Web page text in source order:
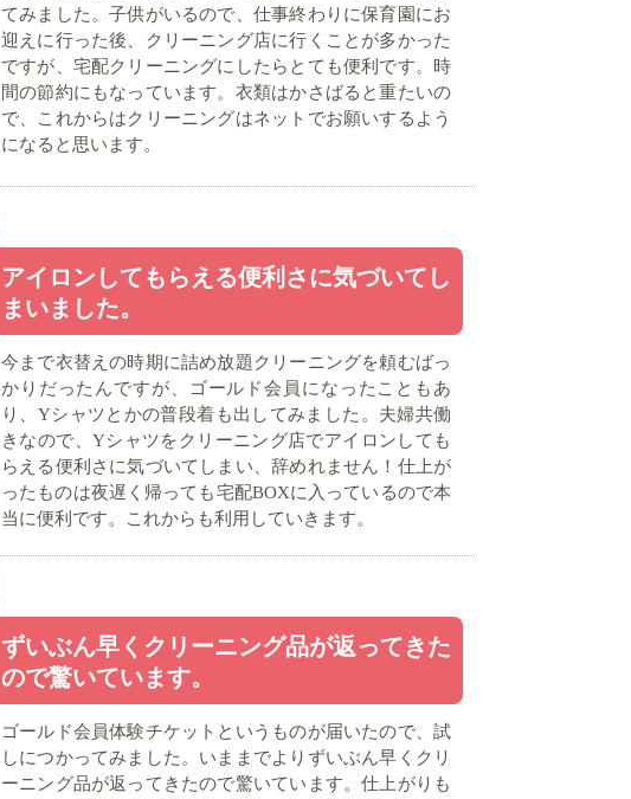
てみました。子供がいるので、仕事終わりに保育園にお
迎えに行った後、クリーニング店に行くことが多かった
ですが、宅配クリーニングにしたらとても便利です。時
間の節約にもなっています。衣類はかさばると重たいの
で、これからはクリーニングはネットでお願いするよう
になると思います。
アイロンしてもらえる便利さに気づいてし
まいました。
今まで衣替えの時期に詰め放題クリーニングを頼むばっ
かりだったんですが、ゴールド会員になったこともあ
り、Yシャツとかの普段着も出してみました。夫婦共働
きなので、Yシャツをクリーニング店でアイロンしても
らえる便利さに気づいてしまい、辞めれません！仕上が
ったものは夜遅く帰っても宅配BOXに入っているので本
当に便利です。これからも利用していきます。
ずいぶん早くクリーニング品が返ってきた
ので驚いています。
ゴールド会員体験チケットというものが届いたので、試
しにつかってみました。いままでよりずいぶん早くクリ
ーニング品が返ってきたので驚いています。仕上がりも